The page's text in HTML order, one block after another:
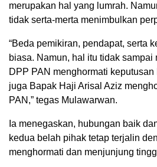
merupakan hal yang lumrah.
tidak serta-merta menimbulkan
“Beda pemikiran, pendapat, serta
biasa. Namun, hal itu tidak sampai
DPP PAN menghormati
juga Bapak Haji Arisal Aziz
PAN,” tegas Mulawarwan.
Ia menegaskan, hubungan baik
kedua belah pihak tetap terjalin
menghormati dan menjunjung